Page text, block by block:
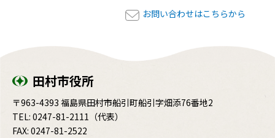
お問い合わせはこちらから
田村市役所
〒963-4393 福島県田村市船引町船引字畑添76番地2
TEL: 0247-81-2111 （代表）
FAX: 0247-81-2522